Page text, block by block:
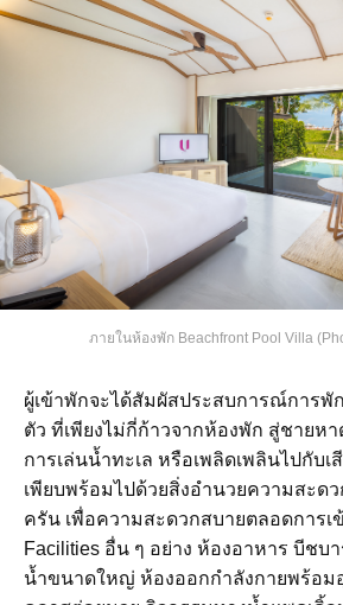
ภายในห้องพัก Beachfront Pool Villa
ผู้เข้าพักจะได้สัมผัสประสบการณ์การพั
ตัว ที่เพียงไม่กี่ก้าวจากห้องพัก สู่ชายหา
การเล่นน้ำทะเล หรือเพลิดเพลินไปกับ
เพียบพร้อมไปด้วยสิ่งอำนวยความสะด
ครัน เพื่อความสะดวกสบายตลอดการ
Facilities อื่น ๆ อย่าง ห้องอาหาร บีชบ
น้ำขนาดใหญ่ ห้องออกกำลังกายพร้อ